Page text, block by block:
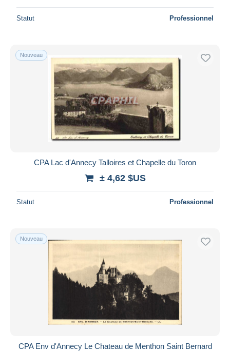
Statut Professionnel
Nouveau
CPA Lac d'Annecy Talloires et Chapelle du Toron
± 4,62 $US
Statut Professionnel
Nouveau
CPA Env d'Annecy Le Chateau de Menthon Saint Bernard